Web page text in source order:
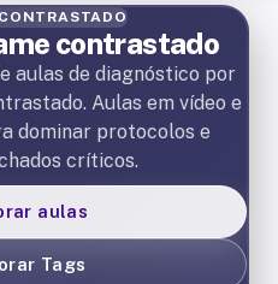
contrastado
aulas de diagnóstico por
Aulas em vídeo e
dominar protocolos e
críticos.
aulas
Tags